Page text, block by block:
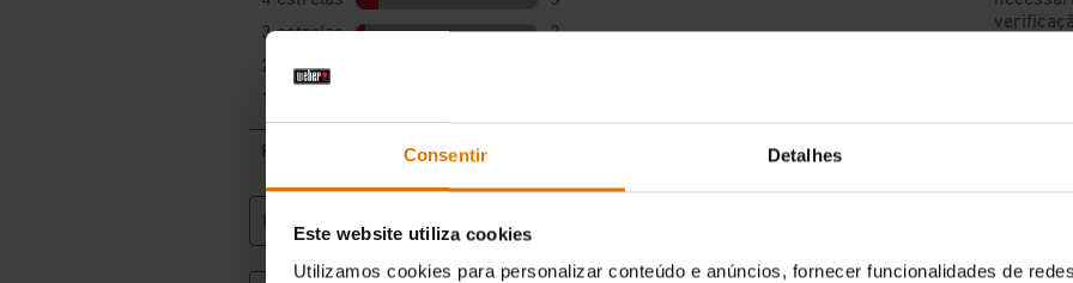
Consentir Detalhes
Este website utiliza cookies
Utilizamos cookies para personalizar conteúdo e anúncios, fornecer funcionalidades de